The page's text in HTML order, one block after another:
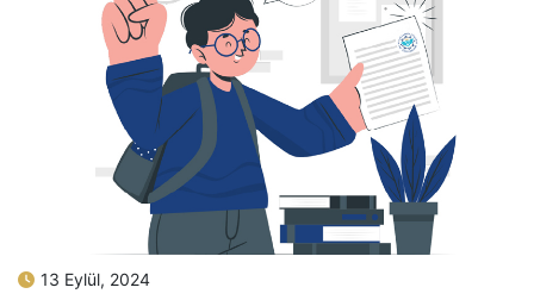
13 Eylül, 2024